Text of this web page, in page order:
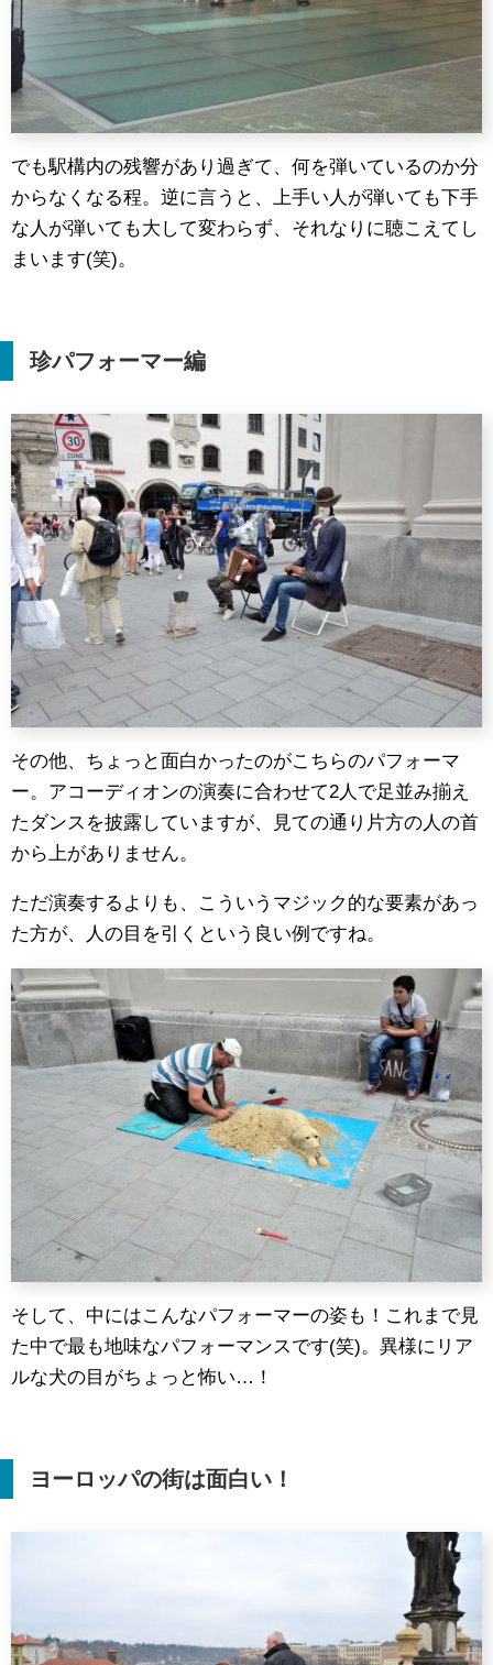
でも駅構内の残響があり過ぎて、何を弾いているのか分
からなくなる程。逆に言うと、上手い人が弾いても下手
な人が弾いても大して変わらず、それなりに聴こえてし
まいます(笑)。
珍パフォーマー編
その他、ちょっと面白かったのがこちらのパフォーマ
ー。アコーディオンの演奏に合わせて2人で足並み揃え
たダンスを披露していますが、見ての通り片方の人の首
から上がありません。
ただ演奏するよりも、こういうマジック的な要素があっ
た方が、人の目を引くという良い例ですね。
そして、中にはこんなパフォーマーの姿も！これまで見
た中で最も地味なパフォーマンスです(笑)。異様にリア
ルな犬の目がちょっと怖い…！
ヨーロッパの街は面白い！